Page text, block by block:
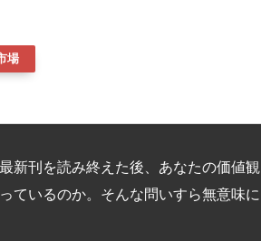
場
新刊を読み終えた後、あなたの価値観
ているのか。そんな問いすら無意味に